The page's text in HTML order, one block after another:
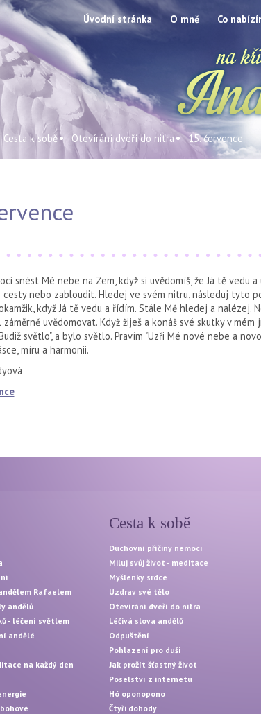
Úvodní stránka O mně Co
Cesta k sobě Otevírání dveří do nitra 15. července
snést Mé nebe na Zem, když si uvědomíš, že Já tě vedu
nebo zabloudit. Hledej ve svém nitru, následuj tyto
když Já tě vedu a řídím. Stále Mě hledej a
záměrně uvědomovat. Když žiješ a konáš své skutky v
světlo", a bylo světlo. Pravím "Uzři Mé nové nebe a
míru a harmonii.
Rafaelem
andělů
- léčení světlem
andělé
na každý den
Cesta k sobě
Duchovní příčiny nemocí
Miluj svůj život - meditace
Myšlenky srdce
Uzdrav své tělo
Otevírání dveří do nitra
Léčivá slova andělů
Odpuštění
Pohlazení pro duši
Jak prožít šťastný život
Poselství z internetu
Hó oponopono
Čtyři dohody